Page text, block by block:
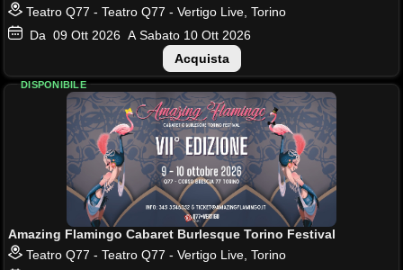
Teatro Q77 - Teatro Q77 - Vertigo Live, Torino
Da 09 Ott 2026 A Sabato 10 Ott 2026
Acquista
Amazing Flamingo Cabaret Burlesque Torino Festival
Teatro Q77 - Teatro Q77 - Vertigo Live, Torino
DISPONIBILE